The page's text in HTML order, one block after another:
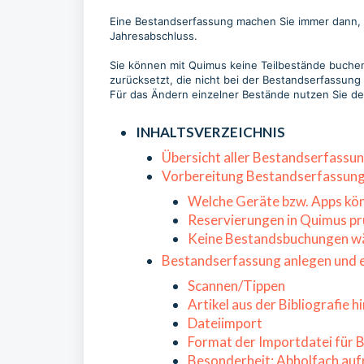
Eine Bestandserfassung machen Sie immer
Jahresabschluss.
Sie können mit Quimus keine Teilbestände
zurücksetzt, die nicht bei der
Für das Ändern einzelner Bestände nutzen Sie
INHALTSVERZEICHNIS
Übersicht aller
Vorbereitung
Welche Geräte bzw. Apps
Reservierungen in Quimus
Keine Bestandsbuchungen
Bestandserfassung anlegen und
Scannen/Tippen
Artikel aus der Bibliografie
Dateiimport
Format der Importdatei für
Besonderheit: Abholfach